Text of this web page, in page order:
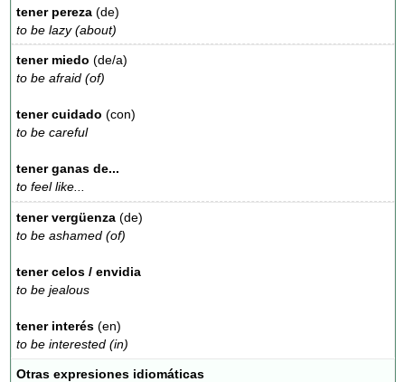
tener pereza (de)
to be lazy (about)
tener miedo (de/a)
to be afraid (of)
tener cuidado(con)
to be careful
tener ganas de...
to feel like...
tener vergüenza(de)
to be ashamed (of)
tener celos / envidia
to be jealous
tener interés(en)
to be interested (in)
Otras expresiones idiomáticas